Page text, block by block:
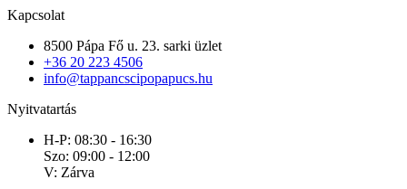
Kapcsolat
8500 Pápa Fő u. 23. sarki üzlet
+36 20 223 4506
info@tappancscipopapucs.hu
Nyitvatartás
H-P: 08:30 - 16:30
Szo: 09:00 - 12:00
V: Zárva